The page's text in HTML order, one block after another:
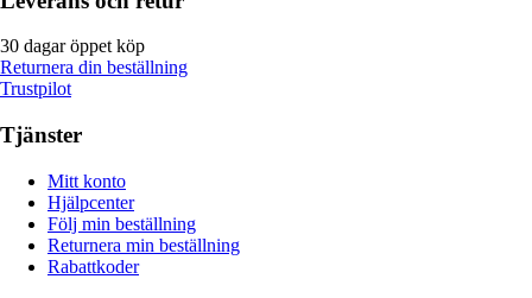
30 dagar öppet köp
Returnera din beställning
Trustpilot
Tjänster
Mitt konto
Hjälpcenter
Följ min beställning
Returnera min beställning
Rabattkoder